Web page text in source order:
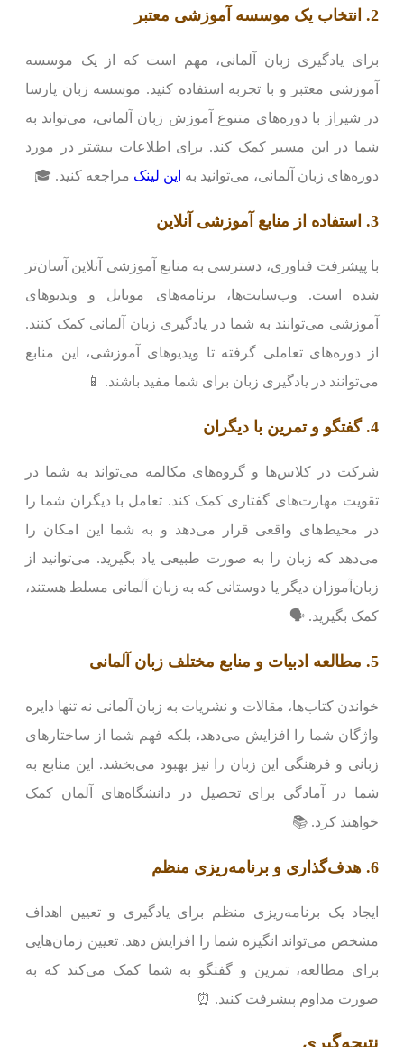
2. انتخاب یک موسسه آموزشی معتبر
برای یادگیری زبان آلمانی، مهم است که از یک موسسه
آموزشی معتبر و با تجربه استفاده کنید. موسسه زبان پارسا
در شیراز با دوره‌های متنوع آموزش زبان آلمانی، می‌تواند به
شما در این مسیر کمک کند. برای اطلاعات بیشتر در مورد
دوره‌های زبان آلمانی، می‌توانید به این لینک مراجعه کنید. 🎓
3. استفاده از منابع آموزشی آنلاین
با پیشرفت فناوری، دسترسی به منابع آموزشی آنلاین آسان‌تر
شده است. وب‌سایت‌ها، برنامه‌های موبایل و ویدیوهای
آموزشی می‌توانند به شما در یادگیری زبان آلمانی کمک کنند.
از دوره‌های تعاملی گرفته تا ویدیوهای آموزشی، این منابع
می‌توانند در یادگیری زبان برای شما مفید باشند. 📱
4. گفتگو و تمرین با دیگران
شرکت در کلاس‌ها و گروه‌های مکالمه می‌تواند به شما در
تقویت مهارت‌های گفتاری کمک کند. تعامل با دیگران شما را
در محیط‌های واقعی قرار می‌دهد و به شما این امکان را
می‌دهد که زبان را به صورت طبیعی یاد بگیرید. می‌توانید از
زبان‌آموزان دیگر یا دوستانی که به زبان آلمانی مسلط هستند،
کمک بگیرید. 🗣️
5. مطالعه ادبیات و منابع مختلف زبان آلمانی
خواندن کتاب‌ها، مقالات و نشریات به زبان آلمانی نه تنها دایره
واژگان شما را افزایش می‌دهد، بلکه فهم شما از ساختارهای
زبانی و فرهنگی این زبان را نیز بهبود می‌بخشد. این منابع به
شما در آمادگی برای تحصیل در دانشگاه‌های آلمان کمک
خواهند کرد. 📚
6. هدف‌گذاری و برنامه‌ریزی منظم
ایجاد یک برنامه‌ریزی منظم برای یادگیری و تعیین اهداف
مشخص می‌تواند انگیزه شما را افزایش دهد. تعیین زمان‌هایی
برای مطالعه، تمرین و گفتگو به شما کمک می‌کند که به
صورت مداوم پیشرفت کنید. ⏰
نتیجه‌گیری